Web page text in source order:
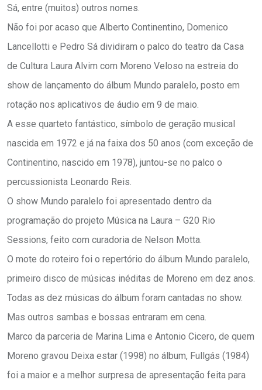
Sá, entre (muitos) outros nomes.
Não foi por acaso que Alberto Continentino, Domenico
Lancellotti e Pedro Sá dividiram o palco do teatro da Casa
de Cultura Laura Alvim com Moreno Veloso na estreia do
show de lançamento do álbum Mundo paralelo, posto em
rotação nos aplicativos de áudio em 9 de maio.
A esse quarteto fantástico, símbolo de geração musical
nascida em 1972 e já na faixa dos 50 anos (com exceção de
Continentino, nascido em 1978), juntou-se no palco o
percussionista Leonardo Reis.
O show Mundo paralelo foi apresentado dentro da
programação do projeto Música na Laura – G20 Rio
Sessions, feito com curadoria de Nelson Motta.
O mote do roteiro foi o repertório do álbum Mundo paralelo,
primeiro disco de músicas inéditas de Moreno em dez anos.
Todas as dez músicas do álbum foram cantadas no show.
Mas outros sambas e bossas entraram em cena.
Marco da parceria de Marina Lima e Antonio Cicero, de quem
Moreno gravou Deixa estar (1998) no álbum, Fullgás (1984)
foi a maior e a melhor surpresa de apresentação feita para